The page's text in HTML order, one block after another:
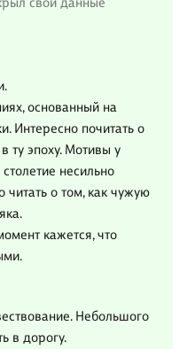
основанный на
Интересно почитать о
ту эпоху. Мотивы у
несильно
читать о том, как чужую
кажется, что
Небольшого
в дорогу.